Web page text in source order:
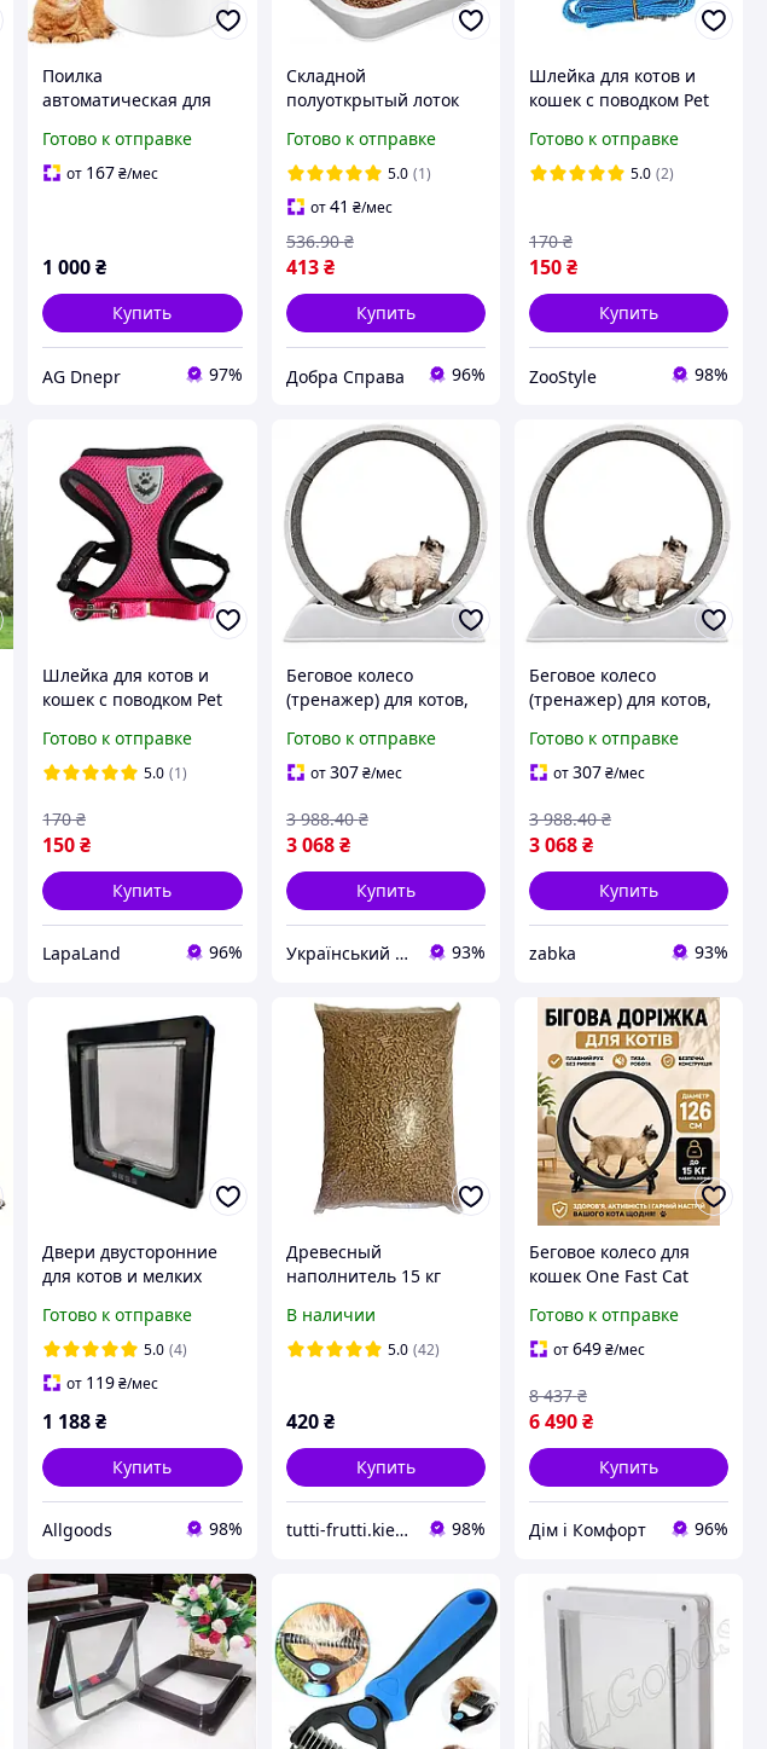
Поилка
автоматическая для
круглый, USB
Готово к отправке
от 167₴/мес
1 000₴
Купить
AG Dnepr 97%
Складной
полуоткрытый лоток
4133932 dobra sprava
Готово к отправке
5.0 (1)
от41 ₴/мес
413 ₴
536.90 ₴
Купить
Добра Справа 96%
Шлейка для котов и
кошек с поводком Pet
Готово к отправке
5.0 (2)
150₴
170 ₴
Купить
ZooStyle 98%
Шлейка для котов и
кошек с поводком Pet
розовая S
Готово к отправке
5.0 (1)
150₴
170 ₴
Купить
LapaLand 96%
Беговое колесо
(тренажер) для котов,
дорожка 79×84×34 см
OFC Gen5 Gray
Готово к отправке
от307 ₴/мес
3 068 ₴
3 988.40 ₴
Купить
Український Кошик 93%
Беговое колесо
(тренажер) для котов,
дорожка 79×84×34 см
3958393 zabka/sh
Готово к отправке
от307₴/мес
3 068₴
3 988.40 ₴
Купить
zabka 93%
Двери двусторонние
для котов и мелких
XL 28х25х5,5см
Готово к отправке
5.0 (4)
от 119₴/мес
1 188₴
Купить
Allgoods 98%
Древесный
наполнитель 15 кг
В наличии
5.0 (42)
420 ₴
Купить
tutti-frutti.kiev.ua 98%
Беговое колесо для
кошек One Fast Cat
крупных пород кошек
Black
Готово к отправке
от649₴/мес
6 490₴
8 437 ₴
Купить
Дім і Комфорт 96%